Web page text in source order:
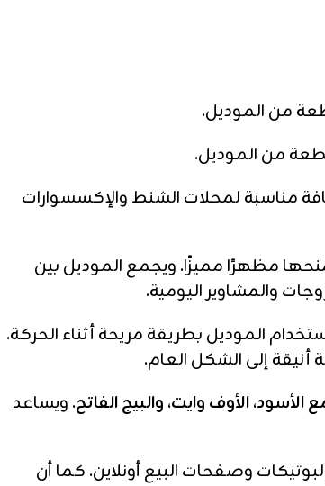
مناسبة لمحلات الشنط والإكسسوارات
مظهرًا مميزًا. ويجمع الموديل بين
والمشاوير اليومية.
الموديل بطريقة مريحة أثناء الحركة.
إلى الشكل العام.
الأسود، الأوف وايت، والبيج الفاتح. ويساعد
والبوتيكات وصفحات البيع أونلاين. كما أن